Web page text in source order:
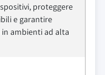
proteggere
e garantire
ambienti ad alta